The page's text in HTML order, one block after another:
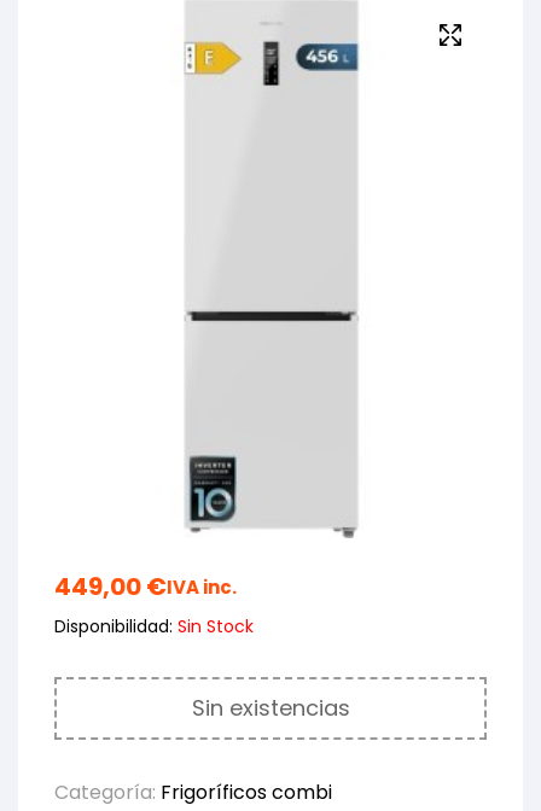
449,00€IVA inc.
Disponibilidad: Sin Stock
Sin existencias
Categoría: Frigoríficos combi